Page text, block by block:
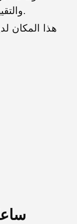
والتقييمات الحقيقية من المستخدمين.
هذا المكان